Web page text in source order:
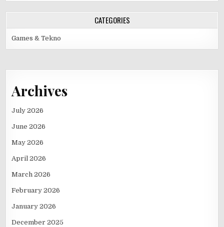
CATEGORIES
Games & Tekno
Archives
July 2026
June 2026
May 2026
April 2026
March 2026
February 2026
January 2026
December 2025